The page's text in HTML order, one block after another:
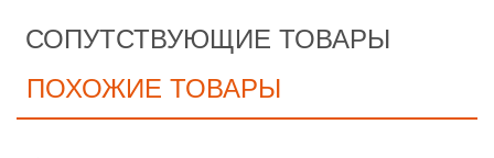
СОПУТСТВУЮЩИЕ ТОВАРЫ
ПОХОЖИЕ ТОВАРЫ